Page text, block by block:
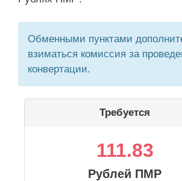
Обменными пунктами
взиматься комиссия за
конвертации.
Требуется
111.83
Рублей ПМР